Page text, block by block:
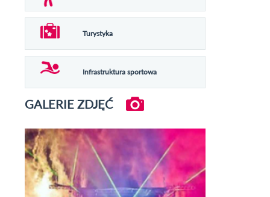
Turystyka
Infrastruktura sportowa
GALERIE ZDJĘĆ